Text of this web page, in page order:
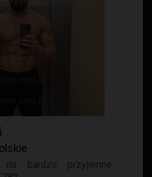
na bardzo przyjemne